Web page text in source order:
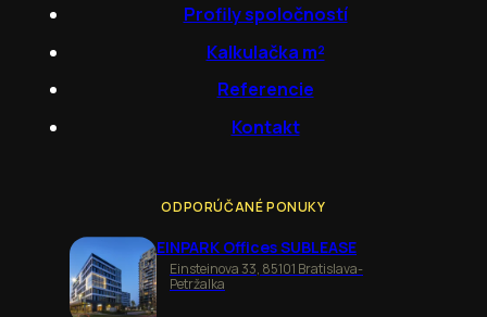
Profily spoločností
Kalkulačka m²
Referencie
Kontakt
ODPORÚČANÉ PONUKY
EINPARK Offices SUBLEASE
Einsteinova 33, 85101 Bratislava-
Petržalka